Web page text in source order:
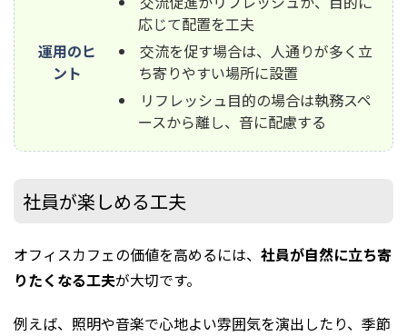
運用のヒ
ント
応じて配置を工夫
交流を促す場合は、人通りが多く立
ち寄りやすい場所に設置
リフレッシュ目的の場合は執務スペ
ースから離し、音に配慮する
社員が楽しめる工夫
オフィスカフェの価値を高めるには、 社員が自然に立ち寄
りたくなる工夫が大切です。
例えば、照明や音楽で心地よい雰囲気を演出したり、季節